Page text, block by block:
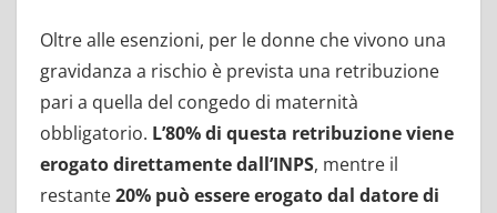
Oltre alle esenzioni, per le donne che vivono una
gravidanza a rischio è prevista una retribuzione
pari a quella del congedo di maternità
obbligatorio. L’80% di questa retribuzione viene
erogato direttamente dall’INPS, mentre il
restante20% può essere erogato dal datore di